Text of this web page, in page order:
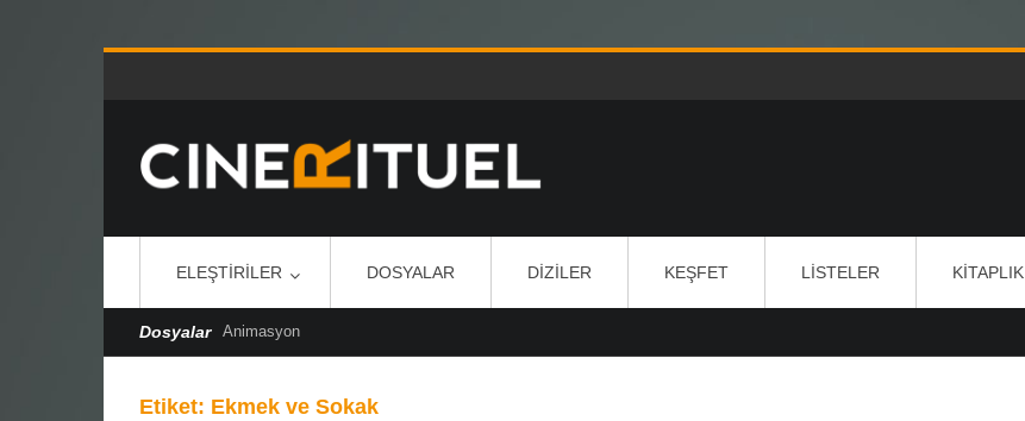
ELEŞTIRILER DOSYALAR DIZILER KEŞFET LISTELER KITAPLIK
Dosyalar Animasyon
Etiket: Ekmek ve Sokak